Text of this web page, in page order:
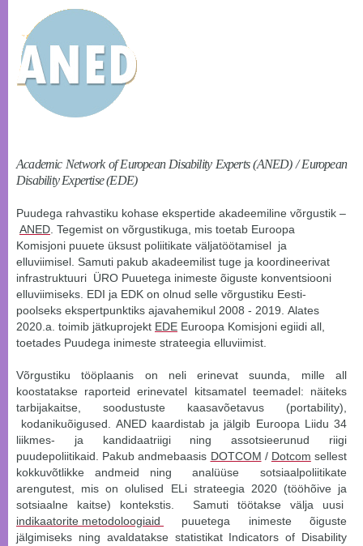
Academic Network of European Disability Experts (ANED) / European
Disability Expertise (EDE)
Puudega rahvastiku kohase ekspertide akadeemiline võrgustik –
ANED . Tegemist on võrgustikuga, mis toetab Euroopa
Komisjoni puuete üksust poliitikate väljatöötamisel ja
elluviimisel. Samuti pakub akadeemilist tuge ja koordineerivat
infrastruktuuri ÜRO Puuetega inimeste õiguste konventsiooni
elluviimiseks. EDI ja EDK on olnud selle võrgustiku Eesti-
poolseks ekspertpunktiks ajavahemikul 2008 - 2019. Alates
2020.a. toimib jätkuprojekt EDE Euroopa Komisjoni egiidi all,
toetades Puudega inimeste strateegia elluviimist.
Võrgustiku tööplaanis on neli erinevat suunda, mille all
koostatakse raporteid erinevatel kitsamatel teemadel: näiteks
tarbijakaitse, soodustuste kaasavõetavus (portability),
kodanikuõigused. ANED kaardistab ja jälgib Euroopa Liidu 34
liikmes- ja kandidaatriigi ning assotsieerunud riigi
puudepoliitikaid. Pakub andmebaasis DOTCOM / Dotcom sellest
kokkuvõtlikke andmeid ning analüüse sotsiaalpoliitikate
arengutest, mis on olulised ELi strateegia 2020 (tööhõive ja
sotsiaalne kaitse) kontekstis. Samuti töötakse välja uusi
indikaatorite metodoloogiaid
puuetega inimeste õiguste
jälgimiseks ning avaldatakse statistikat Indicators of Disability